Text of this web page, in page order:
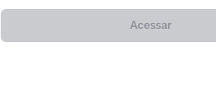
Acessar